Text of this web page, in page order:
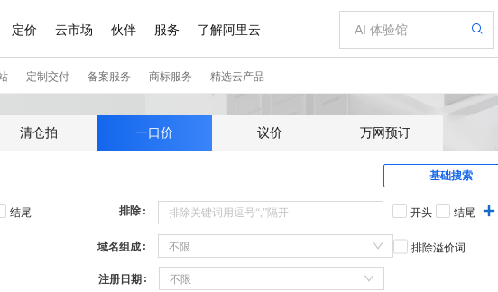
清仓拍 一口价 议价 万网预订
基础搜索
结尾 排除 开头 结尾
域名组成 不限 排除溢价词
注册日期 不限